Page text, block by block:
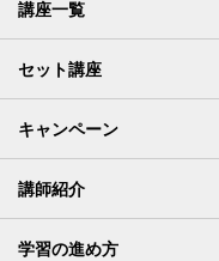
講座一覧
セット講座
キャンペーン
講師紹介
学習の進め方